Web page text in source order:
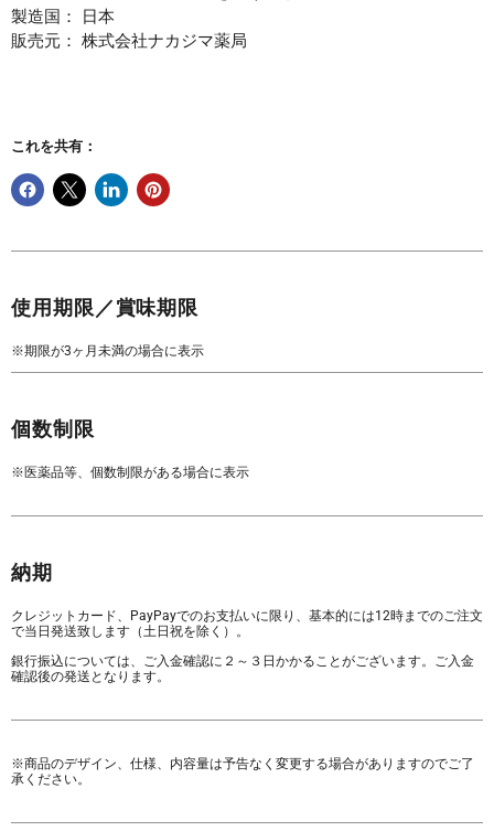
製造国： 日本
販売元： 株式会社ナカジマ薬局
これを共有：
使用期限／賞味期限
※期限が3ヶ月未満の場合に表示
個数制限
※医薬品等、個数制限がある場合に表示
納期
クレジットカード、PayPayでのお支払いに限り、基本的には12時までのご注文
で当日発送致します（土日祝を除く）。
銀行振込については、ご入金確認に２～３日かかることがございます。ご入金
確認後の発送となります。
※商品のデザイン、仕様、内容量は予告なく変更する場合がありますのでご了
承ください。